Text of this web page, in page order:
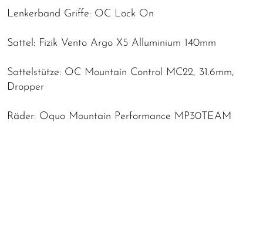
Lenkerband Griffe: OC Lock On
Sattel: Fizik Vento Argo X5 Alluminium 140mm
Sattelstütze: OC Mountain Control MC22, 31.6mm,
Dropper
Räder: Oquo Mountain Performance MP30TEAM